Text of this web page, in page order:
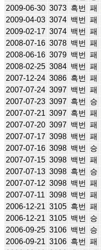
2009-06-30 3073 흑번 패
2009-04-03 3074 백번 패
2009-02-17 3074 백번 패
2008-07-16 3078 백번 패
2008-06-16 3079 백번 패
2008-02-25 3084 백번 패
2007-12-24 3086 흑번 패
2007-07-24 3097 백번 패
2007-07-23 3097 흑번 승
2007-07-21 3097 흑번 패
2007-07-20 3097 백번 패
2007-07-17 3098 백번 패
2007-07-16 3098 백번 승
2007-07-15 3098 백번 패
2007-07-13 3098 흑번 승
2007-07-12 3098 백번 패
2007-07-11 3098 백번 패
2006-12-21 3105 흑번 패
2006-12-21 3105 백번 승
2006-09-25 3106 백번 승
2006-09-21 3106 흑번 패